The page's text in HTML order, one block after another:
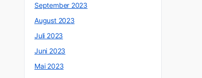
September 2023
August 2023
Juli 2023
Juni 2023
Mai 2023